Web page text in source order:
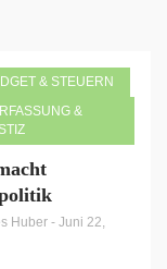
& STEUERN
&
Huber - Juni 22,